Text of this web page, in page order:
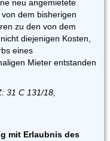
neu angemietete
dem bisherigen
zu den von dem
diejenigen Kosten,
eines
Mieter entstanden
31 C 131/18,
mit Erlaubnis des